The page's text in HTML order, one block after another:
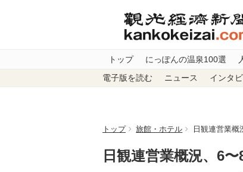
トップ にっぽんの温泉100選
電子版を読む ニュース インタ
トップ 旅館・ホテル 日観連営業概
日観連営業概況、6